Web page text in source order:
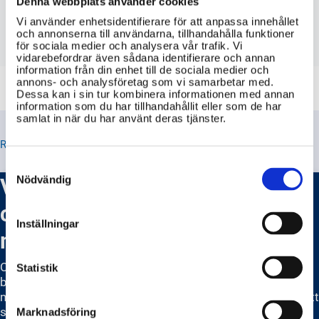
Vi använder enhetsidentifierare för att anpassa innehållet
och annonserna till användarna, tillhandahålla funktioner
för sociala medier och analysera vår trafik. Vi
vidarebefordrar även sådana identifierare och annan
information från din enhet till de sociala medier och
annons- och analysföretag som vi samarbetar med.
Dessa kan i sin tur kombinera informationen med annan
information som du har tillhandahållit eller som de har
samlat in när du har använt deras tjänster.
Selection
Nödvändig
Inställningar
Statistik
Marknadsföring
Finns det någon tidsfrist för att
överklaga ett beslut från polisen?
RELATERADE TIPS
Vilka är de vanligaste
cyberhoten och hur skyddar jag
mig mot dem?
Cyberhot är ett ständigt växande hot som kan påverka
både privatpersoner och företag. Det är viktigt att vara
medveten om de vanligaste hoten och vidta åtgärder för att
skydda sig.